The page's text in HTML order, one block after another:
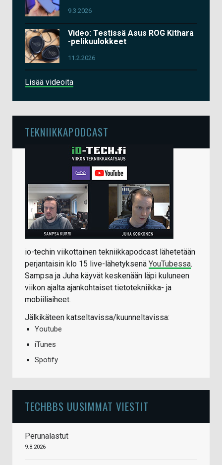
9.3.2026
Video: Testissä Asus ROG Kithara
-pelikuulokkeet
11.2.2026
Lisää videoita
TEKNIIKKAPODCAST
io-techin viikottainen tekniikkapodcast lähetetään
perjantaisin klo 15 live-lähetyksenä YouTubessa.
Sampsa ja Juha käyvät keskenään läpi kuluneen
viikon ajalta ajankohtaiset tietotekniikka- ja
mobiiliaiheet.
Jälkikäteen katseltavissa/kuunneltavissa:
Youtube
iTunes
Spotify
TECHBBS UUSIMMAT VIESTIT
Perunalastut
9.8.2026